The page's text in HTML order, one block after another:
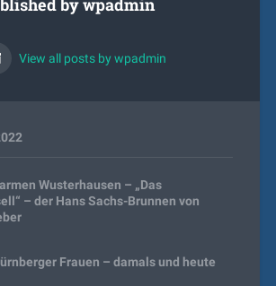
bywpadmin
View all posts by wpadmin
Wusterhausen – „Das
– der Hans Sachs-Brunnen von
Frauen – damals und heute